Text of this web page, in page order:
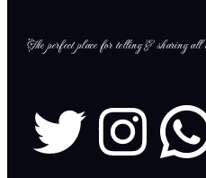
The perfect place for telling & sharing all